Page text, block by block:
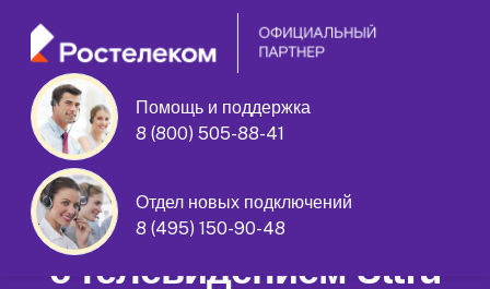
Помощь и поддержка
8 (800) 505-88-41
Отдел новых подключений
8 (495) 150-90-48
Глебовская улица дом 10А
Домашний интернет
с телевидением Ultra